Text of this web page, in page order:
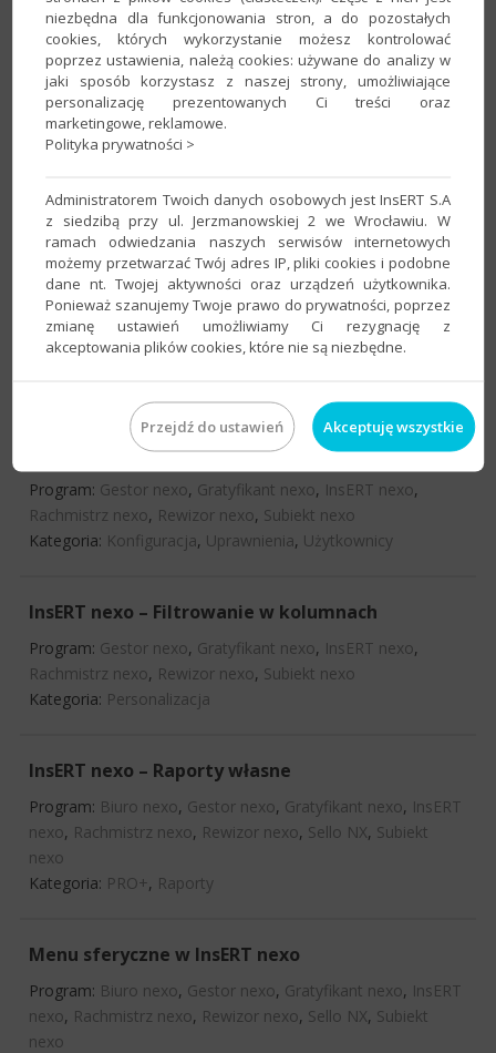
Program:Gestor nexo,InsERT nexo
Kategoria:
Konfiguracja,Użytkownicy
Gestor nexo – Jak zbiorczo przypisać klientom
scenariusz obsługi klienta?
Kategoria:Klienci, Operacje zbiorcze
Gestor nexo – Jak dodać scenariusz obsługi
klienta?
Program: Gestor nexo
InsERT nexo
Kategoria:Konfiguracja,Zlecenia serwisowe
InsERT nexo – Jak zablokować pracownikowi
możliwość zmiany daty aplikacyjnej?
Program: Gestor nexo, Gratyfikant nexo, InsERT nexo,
Rachmistrz nexo, Rewizor nexo, Subiekt nexo
Kategoria: Konfiguracja, Uprawnienia, Użytkownicy
InsERT nexo – Filtrowanie w kolumnach
Program: Gestor nexo, Gratyfikant nexo, InsERT nexo,
Rachmistrz nexo, Rewizor nexo, Subiekt nexo
Kategoria: Personalizacja
InsERT nexo – Raporty własne
Program: Biuro nexo, Gestor nexo, Gratyfikant nexo, InsERT
nexo, Rachmistrz nexo, Rewizor nexo, Sello NX, Subiekt
nexo
Kategoria: PRO+, Raporty
Menu sferyczne w InsERT nexo
Program: Biuro nexo, Gestor nexo, Gratyfikant nexo, InsERT
nexo, Rachmistrz nexo, Rewizor nexo, Sello NX, Subiekt
nexo
niezbędna dla funkcjonowania stron, a do pozostałych
cookies, których wykorzystanie możesz kontrolować
poprzez ustawienia, należą cookies: używane do analizy w
jaki sposób korzystasz z naszej strony, umożliwiające
personalizację prezentowanych Ci treści oraz
marketingowe, reklamowe.
Polityka prywatności >
Administratorem Twoich danych osobowych jest InsERT S.A
z siedzibą przy ul. Jerzmanowskiej 2 we Wrocławiu. W
ramach odwiedzania naszych serwisów internetowych
możemy przetwarzać Twój adres IP, pliki cookies i podobne
dane nt. Twojej aktywności oraz urządzeń użytkownika.
Ponieważ szanujemy Twoje prawo do prywatności, poprzez
zmianę ustawień umożliwiamy Ci rezygnację z
akceptowania plików cookies, które nie są niezbędne.
Przejdź do ustawień Akceptuję wszystkie